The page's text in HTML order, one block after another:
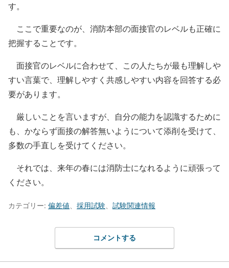
す。
ここで重要なのが、消防本部の面接官のレベルも正確に
把握することです。
面接官のレベルに合わせて、この人たちが最も理解しや
すい言葉で、理解しやすく共感しやすい内容を回答する必
要があります。
厳しいことを言いますが、自分の能力を認識するために
も、かならず面接の解答無いようについて添削を受けて、
多数の手直しを受けてください。
それでは、来年の春には消防士になれるように頑張って
ください。
カテゴリー: 偏差値 採用試験 試験関連情報
コメントする